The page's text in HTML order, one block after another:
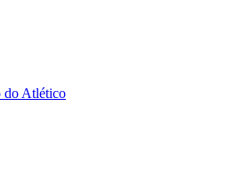
do Atlético